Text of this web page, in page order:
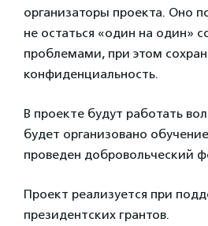
организаторы проекта. Оно
не остаться «один на один»
проблемами, при этом
конфиденциальность.
В проекте будут работать
будет организовано
проведен добровольческий
Проект реализуется при
президентских грантов.